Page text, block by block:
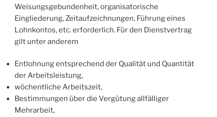
Weisungsgebundenheit, organisatorische
Eingliederung, Zeitaufzeichnungen, Führung eines
Lohnkontos, etc. erforderlich. Für den Dienstvertrag
gilt unter anderem
Entlohnung entsprechend der Qualität und Quantität
der Arbeitsleistung,
wöchentliche Arbeitszeit,
Bestimmungen über die Vergütung allfälliger
Mehrarbeit,